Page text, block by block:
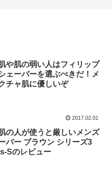
や肌の弱い人はフィリップ
ェーバーを選ぶべきだ！メ
チャ肌に優しいぞ
2017.02.01
の人が使うと厳しいメンズ
バー ブラウン シリーズ3
Sのレビュー